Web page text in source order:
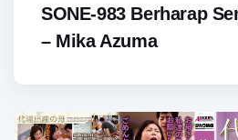
SONE-983 Berharap
– Mika Azuma